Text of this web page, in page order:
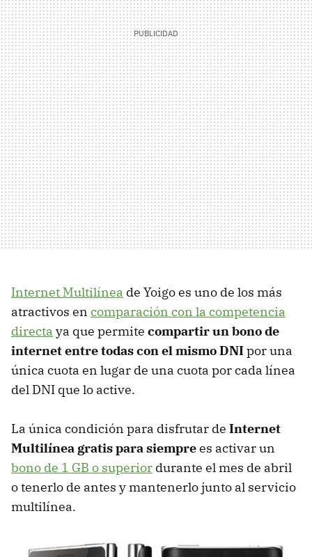
Internet Multilínea de Yoigo es uno de los más
atractivos en comparación con la competencia
directa ya que permite compartir un bono de
internet entre todas con el mismoDNIpor una
única cuota en lugar de una cuota por cada línea
del DNI que lo active.
La única condición para disfrutar de Internet
Multilínea gratis para siemprees activar un
bono de 1 GB o superior durante el mes de abril
o tenerlo de antes y mantenerlo junto al servicio
multilínea.